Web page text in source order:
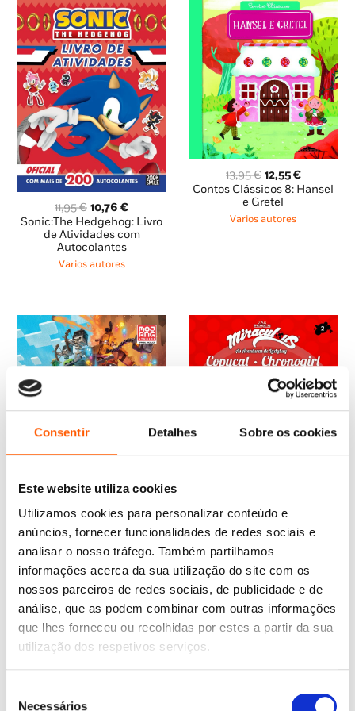
Consentir Detalhes Sobre os cookies
Este website utiliza cookies
Utilizamos cookies para personalizar conteúdo e
anúncios, fornecer funcionalidades de redes sociais e
analisar o nosso tráfego. Também partilhamos
informações acerca da sua utilização do site com os
nossos parceiros de redes sociais, de publicidade e de
análise, que as podem combinar com outras informações
que lhes forneceu ou recolhidas por estes a partir da sua
utilização dos respetivos serviços.
Necessários
11,95€ O
preço
original
era:
11,95 €.
10,76€O
preço
atual
Sonic:The Hedgehog: Livro
de Atividades com
Autocolantes
Varios autores
13,95€ O
preço
original
era:
12,55€O
preço
Contos Clássicos 8: Hansel
e Gretel
Varios autores
15,95
O
preço
original
era:
15,95 €.
O
preço
atual
14,36 €.
Minecraft: Minecraft
Legends
Varios autores
preço
original
era:
preço
é:
Miraculous: As Aventuras
de Ladybug 2: Copycat e
Chronogirl